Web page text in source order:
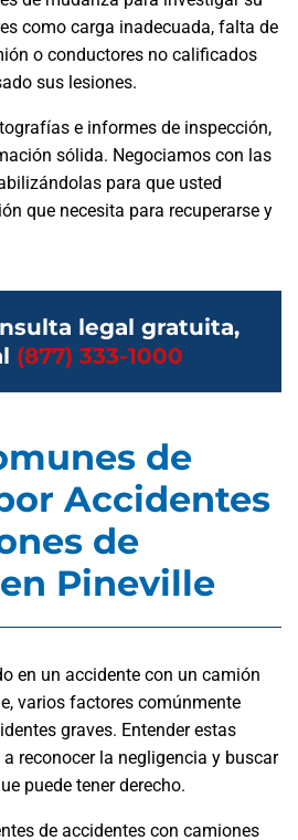
como carga inadecuada, falta de
o conductores no calificados
sus lesiones.
e informes de inspección,
sólida. Negociamos con las
para que usted
que necesita para recuperarse y
legal gratuita,
(877) 333-1000
de
Accidentes
de
Pineville
en un accidente con un camión
varios factores comúnmente
graves. Entender estas
reconocer la negligencia y buscar
puede tener derecho.
de accidentes con camiones